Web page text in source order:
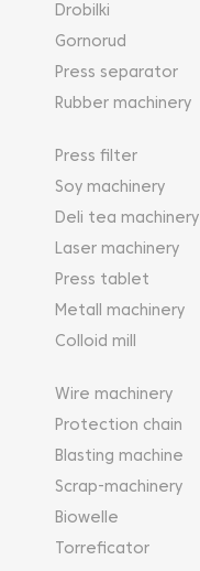
Drobilki
Gornorud
Press separator
Rubber machinery
Press filter
Soy machinery
Deli tea machinery
Laser machinery
Press tablet
Metall machinery
Colloid mill
Wire machinery
Protection chain
Blasting machine
Scrap-machinery
Biowelle
Torreficator